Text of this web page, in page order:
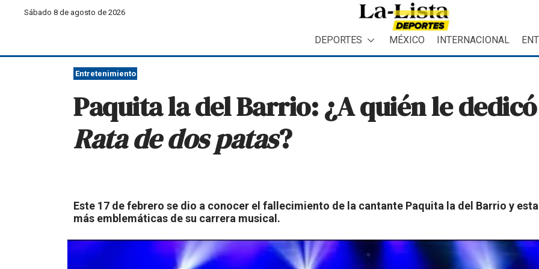
Sábado 8 de agosto de 2026
DEPORTES MÉXICO INTERNACIONAL
Entretenimiento
Paquita la del Barrio: ¿A quién le
Rata de dos patas?
Este 17 de febrero se dio a conocer el fallecimiento de la cantante Paquita la del Barrio y
más emblemáticas de su carrera musical.